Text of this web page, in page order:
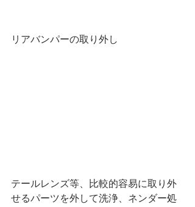
リアバンパーの取り外し
テールレンズ等、比較的容易に取り外
せるパーツを外して洗浄、ネンダー処